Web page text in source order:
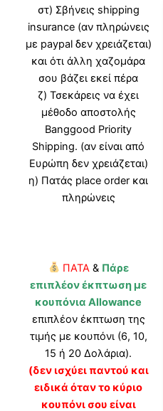
στ) Σβήνεις shipping
insurance (αν πληρώνεις
με paypal δεν χρειάζεται)
και ότι άλλη χαζομάρα
σου βάζει εκεί πέρα
ζ) Τσεκάρεις να έχει
μέθοδο αποστολής
Banggood Priority
Shipping. (αν είναι από
Ευρώπη δεν χρειάζεται)
η) Πατάς place order και
πληρώνεις
ΠΑΤΑ & Πάρε
επιπλέον έκπτωση με
κουπόνια Allowance
επιπλέον έκπτωση της
τιμής με κουπόνι (6, 10,
15 ή 20 Δολάρια).
(δεν ισχύει παντού και
ειδικά όταν το κύριο
κουπόνι σου είναι